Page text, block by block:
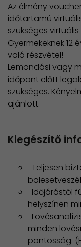
Az élmény
időtartamú
szükséges
Gyermekeknek
való részvétel!
Lemondási vagy
időpont előtt
szükséges.
ajánlott.
Kiegészítő
Teljesen
Időjárástól
helyszínen
minden
pontosság.